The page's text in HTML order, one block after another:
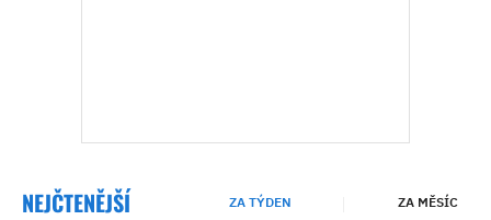
NEJČTENĚJŠÍ ZA TÝDEN ZA MĚSÍC